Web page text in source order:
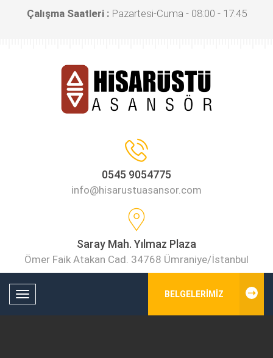
Çalışma Saatleri :Pazartesi-Cuma - 08:00 - 17:45
0545 9054775
info@hisarustuasansor.com
Saray Mah. Yılmaz Plaza
Ömer Faik Atakan Cad. 34768 Ümraniye/İstanbul
Toggle
BELGELERIMIZ